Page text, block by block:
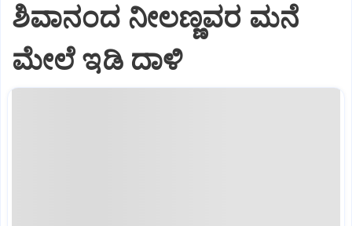
ಶಿವಾನಂದ ನೀಲಣ್ಣವರ ಮನೆ
ಮೇಲೆ ಇಡಿ‌ ದಾಳಿ